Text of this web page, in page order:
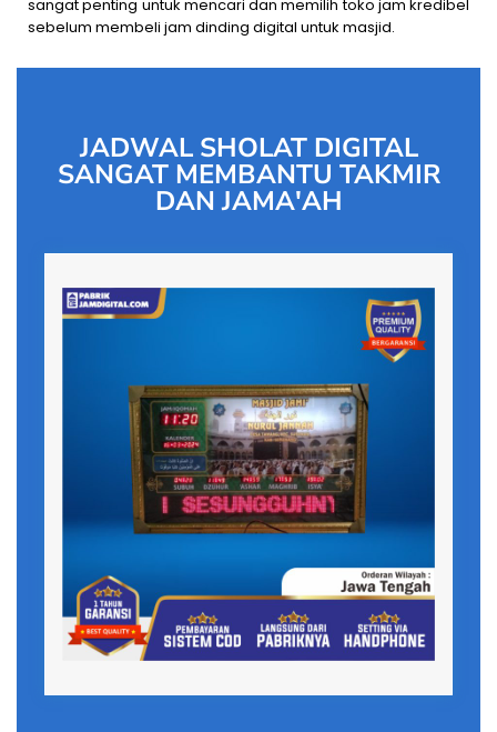
sangat penting untuk mencari dan memilih toko jam kredibel
sebelum membeli jam dinding digital untuk masjid.
JADWAL SHOLAT DIGITAL
SANGAT MEMBANTU TAKMIR
DAN JAMA'AH